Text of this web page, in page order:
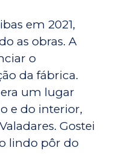
em 2021,
as obras. A
o
da fábrica.
um lugar
e do interior,
Gostei
lindo pôr do